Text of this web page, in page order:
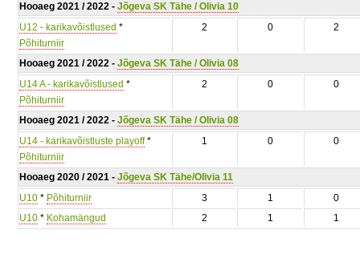
Hooaeg 2021 / 2022 - Jõgeva SK Tähe / Olivia 10
U12 - karikavõistlused *
Põhiturniir
2 0 2
Hooaeg 2021 / 2022 - Jõgeva SK Tähe / Olivia 08
U14 A - karikavõistlused *
Põhiturniir
2 0 0
Hooaeg 2021 / 2022 - Jõgeva SK Tähe / Olivia 08
U14 - karikavõistluste playoff*
Põhiturniir
1 0 0
Hooaeg 2020 / 2021 - Jõgeva SK Tähe/Olivia 11
U10 * Põhiturniir 3 1
0
U10 * Kohamängud 2 1 1